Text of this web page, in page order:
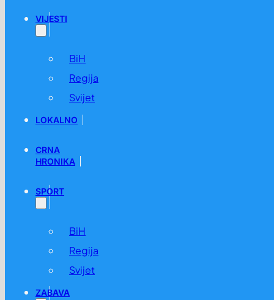
VIJESTI
BiH
Regija
Svijet
LOKALNO
CRNA
HRONIKA
SPORT
BiH
Regija
Svijet
ZABAVA